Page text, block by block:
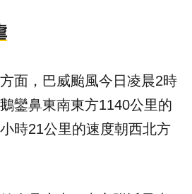
面，巴威颱風今日凌晨2時
鑾鼻東南東方1140公里的
時21公里的速度朝西北方